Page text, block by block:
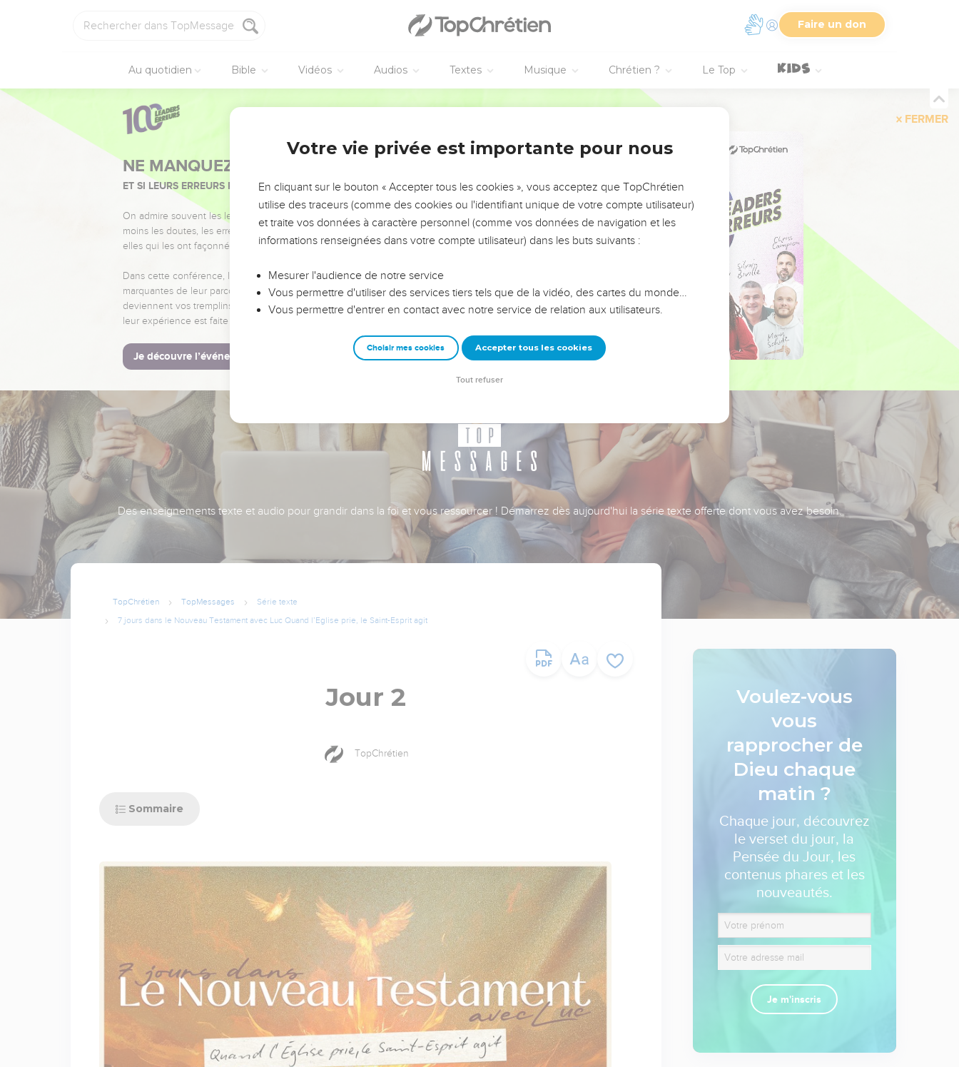
Faire un don
Au quotidien Bible Vidéos Audios Textes Musique Chrétien ? Le Top
FERMER
NE MANQUEZ PAS L’ÉVÉNEMENT DE L’ANNÉE !
ET SI LEURS ERREURS POUVAIENT VOUS ÉVITER LES VOTRES ?
On admire souvent les leaders pour leurs réussites, leur impact, leur foi ou leur vision. Mais on voit
moins les doutes, les erreurs et les saisons difficiles qu'ils ont traversés, alors même que ce sont
elles qui les ont façonnés.
Dans cette conférence, leaders, entrepreneurs, et responsables reviennent sur les erreurs
marquantes de leur parcours et les clés pour avancer avec plus de sagesse afin que leurs erreurs
deviennent vos tremplins. Que vous guidiez un ministère, une équipe, un groupe ou une famille,
leur expérience est faite pour vous.
Je découvre l’événement
Des enseignements texte et audio pour grandir dans la foi et vous ressourcer ! Démarrez dès aujourd'hui la série texte offerte dont vous avez besoin.
TopChrétien TopMessages
Série texte
7 jours dans le Nouveau Testament avec Luc Quand l’Eglise prie, le Saint-Esprit agit
Jour 2
TopChrétien
Sommaire
Voulez-vous
vous
rapprocher de
Dieu chaque
matin ?
Chaque jour, découvrez
le verset du jour, la
Pensée du Jour, les
contenus phares et les
nouveautés.
Je m'inscris
Votre vie privée est importante pour nous
En cliquant sur le bouton « Accepter tous les cookies », vous acceptez que TopChrétien
utilise des traceurs (comme des cookies ou l'identifiant unique de votre compte utilisateur)
et traite vos données à caractère personnel (comme vos données de navigation et les
informations renseignées dans votre compte utilisateur) dans les buts suivants :
Mesurer l'audience de notre service
Vous permettre d'utiliser des services tiers tels que de la vidéo, des cartes du monde…
Vous permettre d'entrer en contact avec notre service de relation aux utilisateurs.
Choisir mes cookies Accepter tous les cookies
Tout refuser